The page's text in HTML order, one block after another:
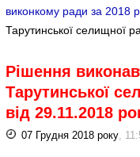
виконкому ради за 2018
Тарутинської селищної
Рішення
Тарутинської
від 29.11.2018
07 Грудня 2018 року,